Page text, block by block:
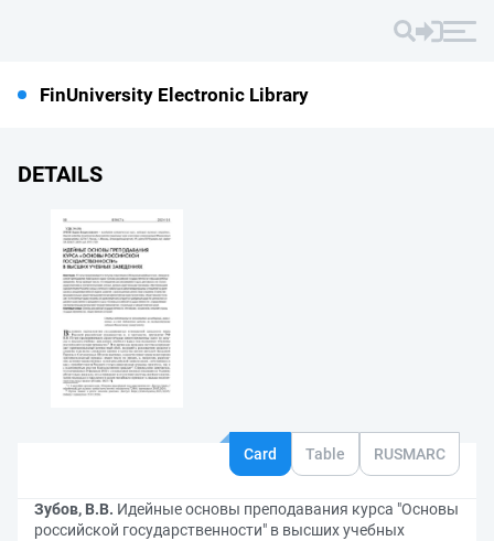
FinUniversity Electronic Library
DETAILS
Card Table RUSMARC
Зубов, В.В. Идейные основы преподавания курса "Основы
российской государственности" в высших учебных